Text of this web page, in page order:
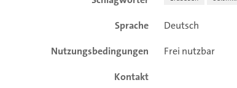
Sprache
Deutsch
Nutzungsbedingungen
Frei nutzbar
Kontakt